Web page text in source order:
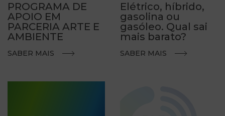
PROGRAMA DE
APOIO EM
PARCERIA ARTE E
AMBIENTE
SABER MAIS
Elétrico, híbrido,
gasolina ou
gasóleo. Qual sai
mais barato?
SABER MAIS